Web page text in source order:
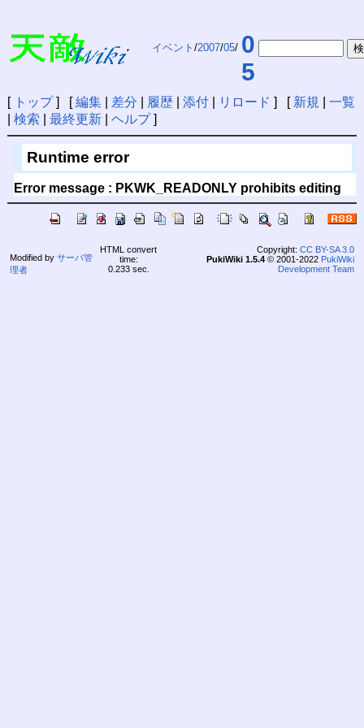
イベント /2007/05/ 0
5
[ トップ] [編集| 差分 履歴| 添付| リロード ] [ 新規
一覧
検索 最終更新| ヘルプ]
Runtime error
Error message : PKWK_READONLY prohibits editing
Modified by サーバ管
理者
HTML convert
time:
0.233 sec.
Copyright: CC BY-SA 3.0
PukiWiki 1.5.4© 2001-2022 PukiWiki
Development Team